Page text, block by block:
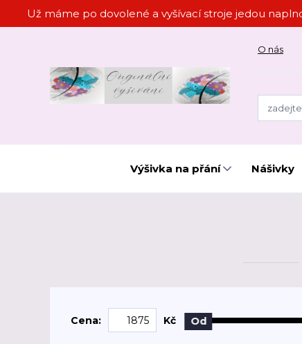
Už máme po dovolené a vyšívací stroje jedou
O nás
Výšivka na přání Nášivky
Cena: Kč Od